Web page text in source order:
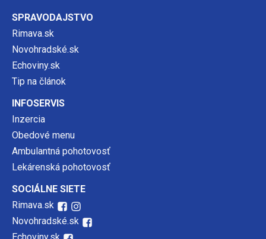
SPRAVODAJSTVO
Rimava.sk
Novohradské.sk
Echoviny.sk
Tip na článok
INFOSERVIS
Inzercia
Obedové menu
Ambulantná pohotovosť
Lekárenská pohotovosť
SOCIÁLNE SIETE
Rimava.sk
Novohradské.sk
Echoviny.sk